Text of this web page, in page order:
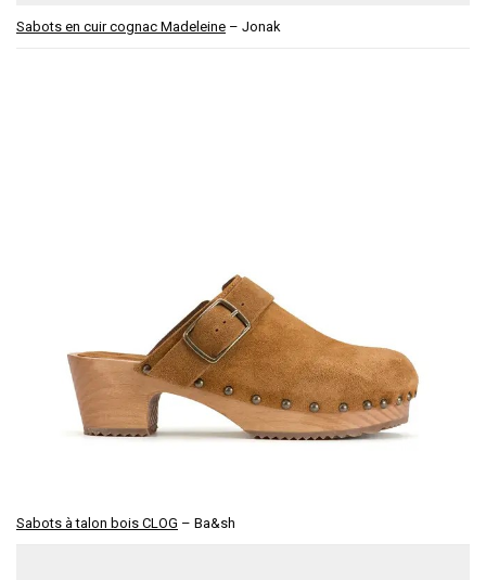
Sabots en cuir cognac Madeleine – Jonak
Sabots à talon bois CLOG – Ba&sh